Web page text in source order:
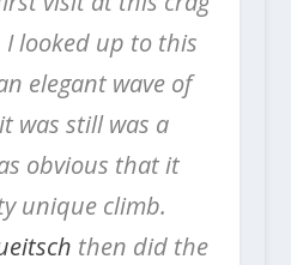
I looked up to this
elegant wave of
was still was a
obvious that it
unique climb.
then did the